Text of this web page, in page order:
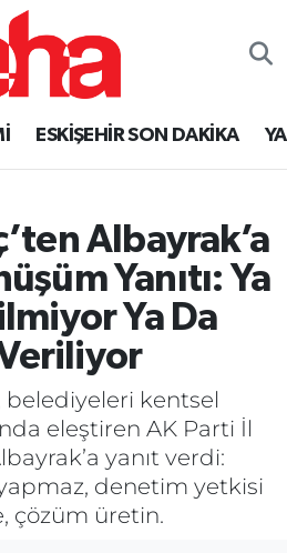
ESKİŞEHİR SON DAKİKA
Albayrak’a
Yanıtı: Ya
Ya Da
belediyeleri kentsel
eleştiren AK Parti İl
yanıt verdi:
denetim yetkisi
çözüm üretin.